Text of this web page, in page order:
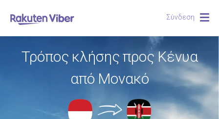
Σύνδεση
Τρόπος κλήσης προς Κένυα
από Μονακό